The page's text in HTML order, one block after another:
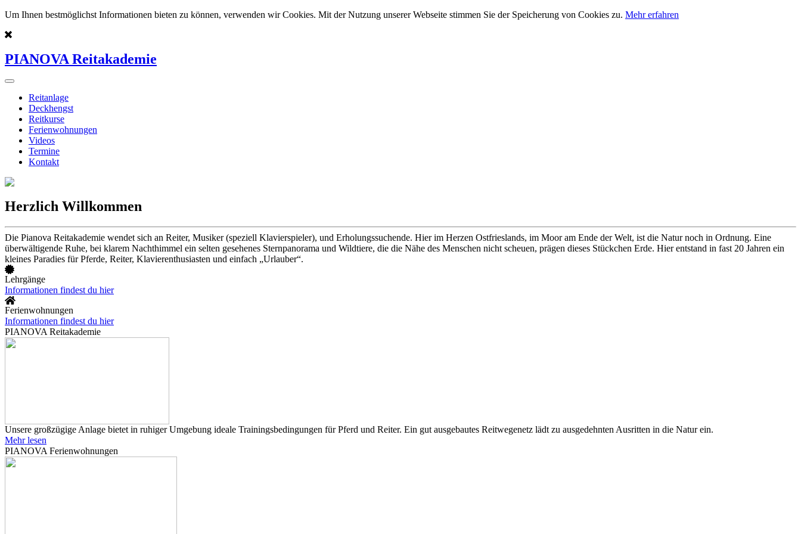
Um Ihnen bestmöglichst Informationen bieten zu können, verwenden wir Cookies. Mit der Nutzung unserer Webseite stimmen Sie der Speicherung von Cookies zu. Mehr erfahren
PIANOVA Reitakademie
Reitanlage
Deckhengst
Reitkurse
Ferienwohnungen
Videos
Termine
Kontakt
Herzlich Willkommen
Die Pianova Reitakademie wendet sich an Reiter, Musiker (speziell Klavierspieler), und Erholungssuchende. Hier im Herzen Ostfrieslands, im Moor am Ende der Welt, ist die Natur noch in Ordnung. Eine
überwältigende Ruhe, bei klarem Nachthimmel ein selten gesehenes Sternpanorama und Wildtiere, die die Nähe des Menschen nicht scheuen, prägen dieses Stückchen Erde. Hier entstand in fast 20 Jahren ein
kleines Paradies für Pferde, Reiter, Klavierenthusiasten und einfach „Urlauber“.
Lehrgänge
Informationen findest du hier
Ferienwohnungen
Informationen findest du hier
PIANOVA Reitakademie
Unsere großzügige Anlage bietet in ruhiger Umgebung ideale Trainingsbedingungen für Pferd und Reiter. Ein gut ausgebautes Reitwegenetz lädt zu ausgedehnten Ausritten in die Natur ein.
Mehr lesen
PIANOVA Ferienwohnungen